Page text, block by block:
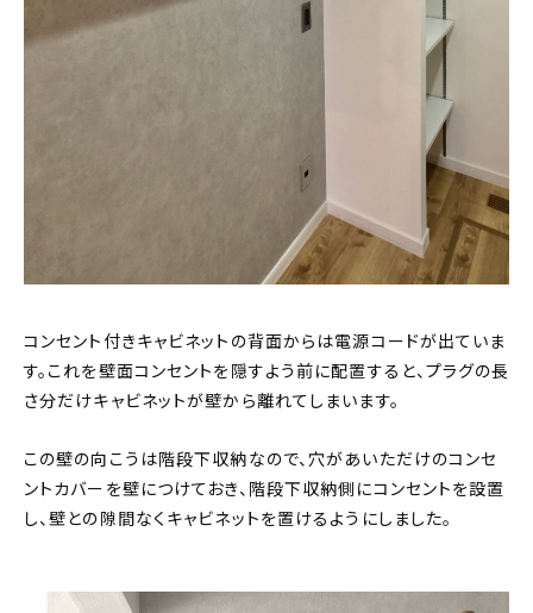
コンセント付きキャビネットの背面からは電源コードが出ていま
す。これを壁面コンセントを隠すよう前に配置すると、プラグの長
さ分だけキャビネットが壁から離れてしまいます。
この壁の向こうは階段下収納なので、穴があいただけのコンセ
ントカバーを壁につけておき、階段下収納側にコンセントを設置
し、壁との隙間なくキャビネットを置けるようにしました。